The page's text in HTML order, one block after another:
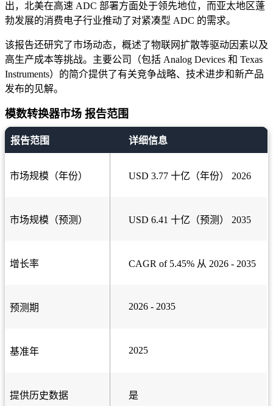
出，北美在高速 ADC 部署方面处于领先地位，而亚太地区蓬
勃发展的消费电子行业推动了对紧凑型 ADC 的需求。
该报告还研究了市场动态，概述了物联网扩散等驱动因素以及
高生产成本等挑战。主要公司（包括 Analog Devices 和 Texas
Instruments）的简介提供了有关竞争战略、技术进步和新产品
发布的见解。
模数转换器市场 报告范围
报告范围 详细信息
市场规模（年份） USD 3.77 十亿（年份） 2026
市场规模（预测） USD 6.41 十亿（预测） 2035
增长率 CAGR of 5.45% 从 2026 - 2035
预测期 2026 - 2035
基准年 2025
提供历史数据 是